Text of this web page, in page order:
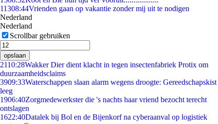
11308:44Vrienden gaan op vakantie zonder mij uit te nodigen
Nederland
Nederland
Scrollbar gebruiken
opslaan
2110:28Wakker Dier dient klacht in tegen insectenfabriek Protix om
duurzaamheidsclaims
3909:33Waterschappen slaan alarm wegens droogte: Gereedschapskist
leeg
1906:40Zorgmedewerkster die 's nachts haar vriend bezocht terecht
ontslagen
1622:40Datalek bij Bol en de Bijenkorf na cyberaanval op logistiek